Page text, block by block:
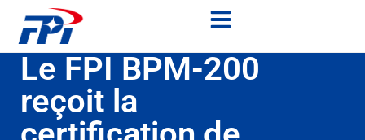
Le FPI BPM-200
reçoit la